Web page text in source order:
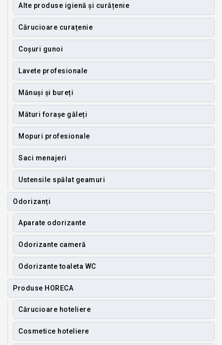
Alte produse igienă și curățenie
Cărucioare curațenie
Coșuri gunoi
Lavete profesionale
Mănuși și bureți
Mături forașe găleți
Mopuri profesionale
Saci menajeri
Ustensile spălat geamuri
Odorizanți
Aparate odorizante
Odorizante cameră
Odorizante toaleta WC
Produse HORECA
Cărucioare hoteliere
Cosmetice hoteliere